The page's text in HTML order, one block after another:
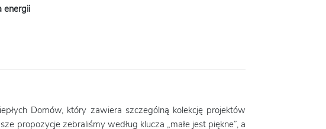
energii
Domów, który zawiera szczególną kolekcję projektów
propozycje zebraliśmy według klucza „małe jest piękne”, a